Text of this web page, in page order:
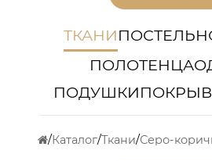
ТКАНИ
ПОЛОТЕНЦА
ПОДУШКИ
Каталог Ткани Серо-